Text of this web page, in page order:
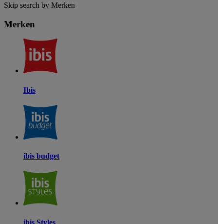
Skip search by Merken
Merken
Ibis
ibis budget
ibis Styles